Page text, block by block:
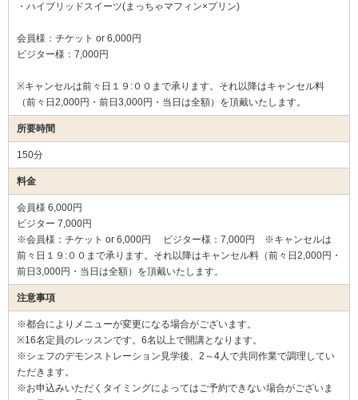
・ハイブリッドスイーツ(まっちゃマフィン×プリン)
会員様：チケット or 6,000円
ビジター様：7,000円
※キャンセルは前々日１９:００まで承ります。それ以降はキャンセル料
（前々日2,000円・前日3,000円・当日は全額）を頂戴いたします。
所要時間
150分
料金
会員様 6,000円
ビジター 7,000円
※会員様：チケット or 6,000円 ビジター様：7,000円 ※キャンセルは
前々日１９:００まで承ります。それ以降はキャンセル料（前々日2,000円・
前日3,000円・当日は全額）を頂戴いたします。
注意事項
※都合によりメニューが変更になる場合がございます。
※16名定員のレッスンです。6名以上で開講となります。
※シェフのデモンストレーション見学後、2～4人で共同作業で調理してい
ただきます。
※お申込みいただくタイミングによってはご予約できない場合がございま